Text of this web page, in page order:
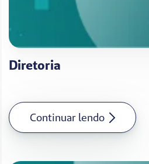
Diretoria
Continuar lendo